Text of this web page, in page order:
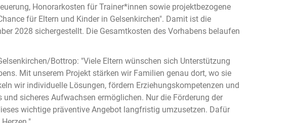
Honorarkosten für Trainer*innen sowie projektbezogene
für Eltern und Kinder in Gelsenkirchen". Damit ist die
2028 sichergestellt. Die Gesamtkosten des Vorhabens belaufen
Bottrop: "Viele Eltern wünschen sich Unterstützung
Mit unserem Projekt stärken wir Familien genau dort, wo sie
wir individuelle Lösungen, fördern Erziehungskompetenzen und
sicheres Aufwachsen ermöglichen. Nur die Förderung der
wichtige präventive Angebot langfristig umzusetzen. Dafür